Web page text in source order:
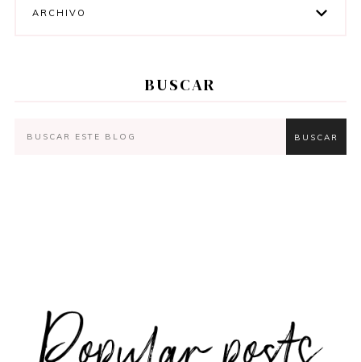
ARCHIVO
BUSCAR